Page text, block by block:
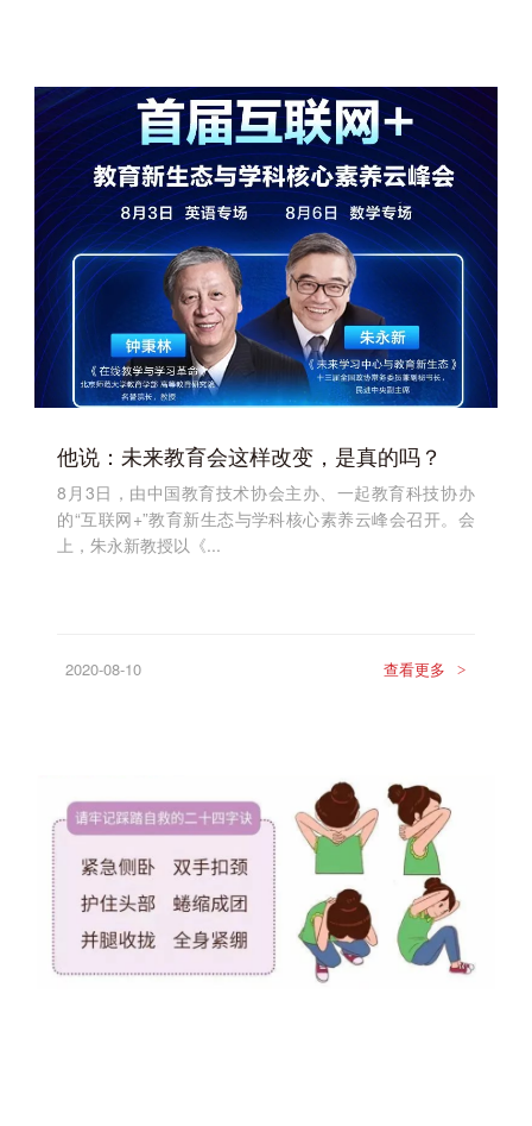
他说：未来教育会这样改变，是真的吗？
8月3日，由中国教育技术协会主办、一起教育科技协办
的“互联网+”教育新生态与学科核心素养云峰会召开。会
上，朱永新教授以《...
2020-08-10 查看更多 >